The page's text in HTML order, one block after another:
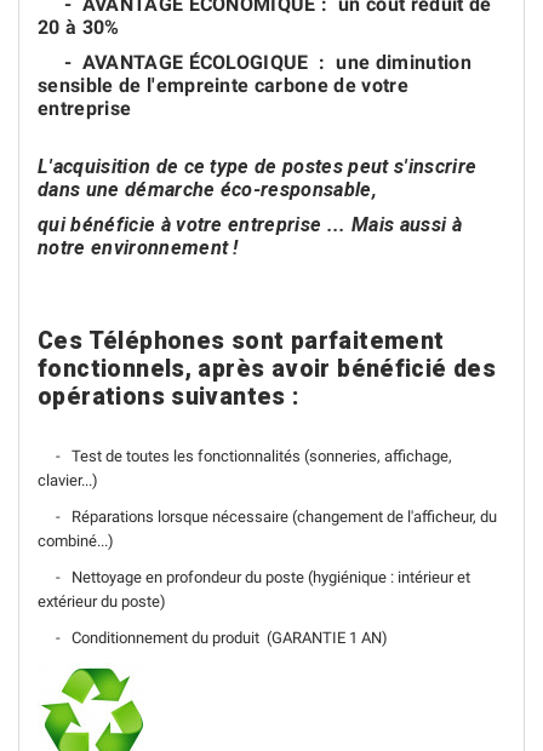
20 à 30%
- AVANTAGE ÉCOLOGIQUE : une diminution
sensible de l'empreinte carbone de votre
entreprise
L'acquisition de ce type de postes peut s'inscrire
dans une démarche éco-responsable,
qui bénéficie à votre entreprise ... Mais aussi à
notre environnement !
Ces Téléphones sont parfaitement
fonctionnels, après avoir bénéficié des
opérations suivantes :
- Test de toutes les fonctionnalités (sonneries, affichage,
clavier...)
- Réparations lorsque nécessaire (changement de l'afficheur, du
combiné...)
- Nettoyage en profondeur du poste (hygiénique : intérieur et
extérieur du poste)
- Conditionnement du produit (GARANTIE 1 AN)